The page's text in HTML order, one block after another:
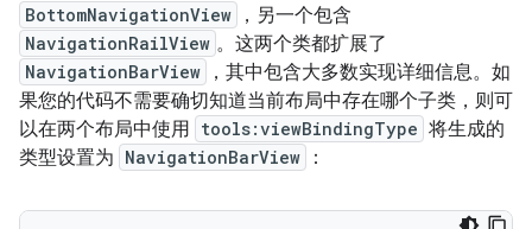
BottomNavigationView ，另一个包含
NavigationRailView 。这两个类都扩展了
NavigationBarView
，其中包含大多数实现详细信息。如
果您的代码不需要确切知道当前布局中存在哪个子类，则可
以在两个布局中使用 tools:viewBindingType 将生成的
类型设置为 NavigationBarView ：